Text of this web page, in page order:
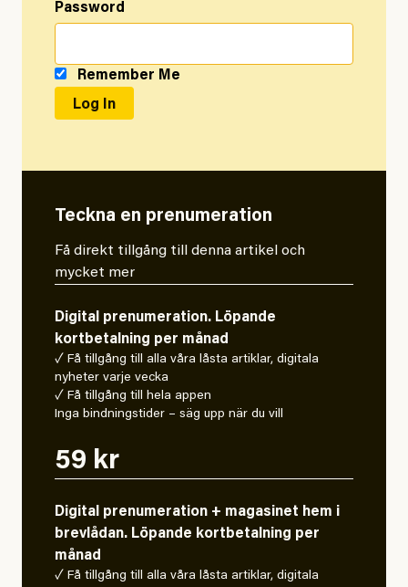
Password
Remember Me
Teckna en prenumeration
Få direkt tillgång till denna artikel och
mycket mer
Digital prenumeration. Löpande
kortbetalning per månad
✓ Få tillgång till alla våra låsta artiklar, digitala
nyheter varje vecka
✓ Få tillgång till hela appen
Inga bindningstider – säg upp när du vill
59 kr
Digital prenumeration + magasinet hem i
brevlådan. Löpande kortbetalning per
månad
✓ Få tillgång till alla våra låsta artiklar, digitala